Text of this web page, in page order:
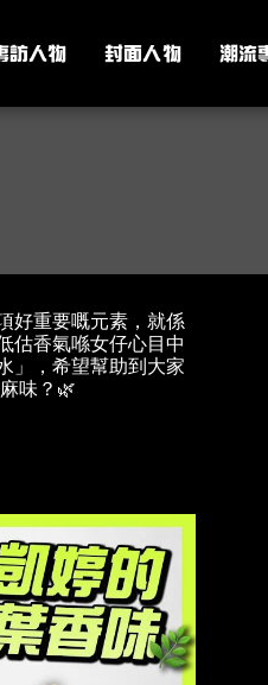
訪人物 封面人物 潮流
好重要嘅元素，就係
估香氣喺女仔心目中
」，希望幫助到大家
味？🌿